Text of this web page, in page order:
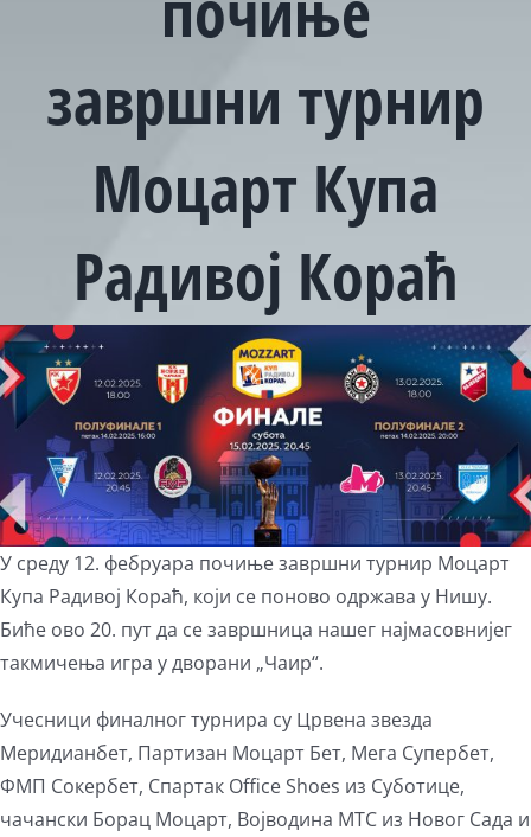
завршни турнир
Моцарт Купа
Радивој Кораћ
View
Larger
Image
У среду 12. фебруара почиње завршни турнир Моцарт
Купа Радивој Кораћ, који се поново одржава у Нишу.
Биће ово 20. пут да се завршница нашег најмасовнијег
такмичења игра у дворани „Чаир“.
Учесници финалног турнира су Црвена звезда
Меридианбет, Партизан Моцарт Бет, Мега Супербет,
ФМП Сокербет, Спартак Office Shoes из Суботице,
чачански Борац Моцарт, Војводина МТС из Новог Сада и